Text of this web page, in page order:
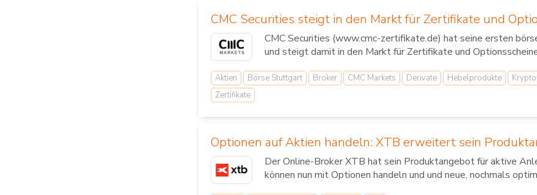
CMC Securities steigt in den Markt für Zertifikate und
CMC Securities (www.cmc-zertifikate.de) hat seine ersten
und steigt damit in den Markt für Zertifikate und
Aktien Börse Stuttgart Broker CMC Markets Derivate Hebelprodukte
Zertifikate
Optionen auf Aktien handeln: XTB erweitert sein
Der Online-Broker XTB hat sein Produktangebot für aktive
können nun mit Optionen handeln und und neue, nochmals